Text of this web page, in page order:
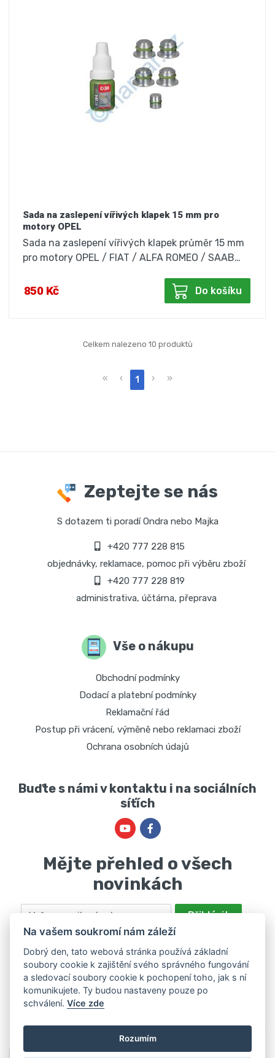
Sada na zaslepení vířivých klapek 15 mm pro
motory OPEL
Sada na zaslepení vířivých klapek průměr 15 mm
pro motory OPEL / FIAT / ALFA ROMEO / SAAB…
850 Kč Do košíku
Celkem nalezeno 10 produktů
« ‹ 1 › »
Zeptejte se nás
S dotazem ti poradí Ondra nebo Majka
+420 777 228 815
objednávky, reklamace, pomoc při výběru zboží
+420 777 228 819
administrativa, účtárna, přeprava
Vše o nákupu
Obchodní podmínky
Dodací a platební podmínky
Reklamační řád
Postup při vrácení, výměně nebo reklamaci zboží
Ochrana osobních údajů
Buďte s námi v kontaktu i na sociálních
síťích
Mějte přehled o všech
novinkách
Email Přihlásit
Odesláním souhlasíte se zpracováním osobních údajů za účelem
nabízení a zpracování marketingových nabídek společností Marie
Haščáková, IČ: 48488861 se sídlem Bánov 697. Máte právo svůj
souhlas odvolat. Více informací vzásadách zpracování osobních
údajů.
Na vašem soukromí nám záleží
Dobrý den, tato webová stránka používá základní
soubory cookie k zajištění svého správného fungování
a sledovací soubory cookie k pochopení toho, jak s ní
komunikujete. Ty budou nastaveny pouze po
schválení.Více zde
Rozumím